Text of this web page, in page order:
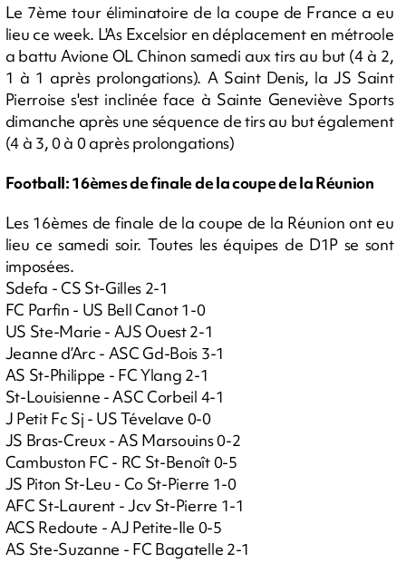
Le 7ème tour éliminatoire de la coupe de France a eu
lieu ce week. L'As Excelsior en déplacement en métroole
a battu Avione OL Chinon samedi aux tirs au but (4 à 2,
1 à 1 après prolongations). A Saint Denis, la JS Saint
Pierroise s'est inclinée face à Sainte Geneviève Sports
dimanche après une séquence de tirs au but également
(4 à 3, 0 à 0 après prolongations)
Football: 16èmes de finale de la coupe de la Réunion
Les 16èmes de finale de la coupe de la Réunion ont eu
lieu ce samedi soir. Toutes les équipes de D1P se sont
imposées.
Sdefa - CS St-Gilles 2-1
FC Parfin - US Bell Canot 1-0
US Ste-Marie - AJS Ouest 2-1
Jeanne d’Arc - ASC Gd-Bois 3-1
AS St-Philippe - FC Ylang 2-1
St-Louisienne - ASC Corbeil 4-1
J Petit Fc Sj - US Tévelave 0-0
JS Bras-Creux - AS Marsouins 0-2
Cambuston FC - RC St-Benoît 0-5
JS Piton St-Leu - Co St-Pierre 1-0
AFC St-Laurent - Jcv St-Pierre 1-1
ACS Redoute - AJ Petite-Ile 0-5
AS Ste-Suzanne - FC Bagatelle 2-1